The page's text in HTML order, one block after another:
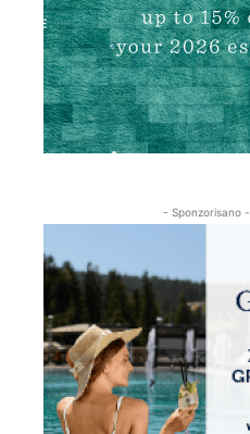
- Sponzorisano -